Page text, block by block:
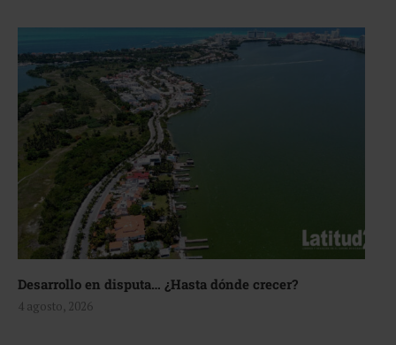
Desarrollo en disputa… ¿Hasta dónde crecer?
4 agosto, 2026